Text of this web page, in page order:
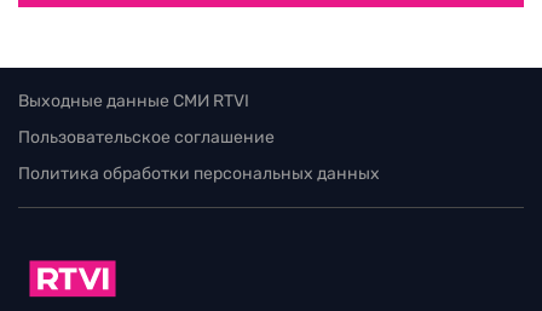
Выходные данные СМИ RTVI
Пользовательское соглашение
Политика обработки персональных данных